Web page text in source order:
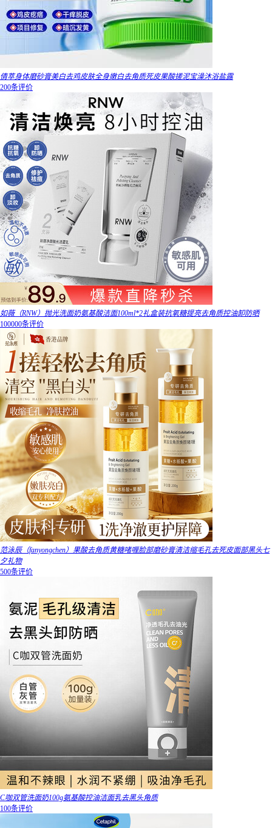
倩萃身体磨砂膏美白去鸡皮肤全身嫩白去角质死皮果酸搓泥宝澡沐浴盐露
200条评价
如薇（RNW）抛光洗面奶氨基酸洁面100ml*2礼盒装抗氧糖提亮去角质控油卸防晒
100000条评价
范泳辰（fanyongchen）果酸去角质黄糖啫喱脸部磨砂膏清洁缩毛孔去死皮面部黑头七
夕礼物
500条评价
C咖双管洗面奶100g氨基酸控油洁面乳去黑头角质
100条评价